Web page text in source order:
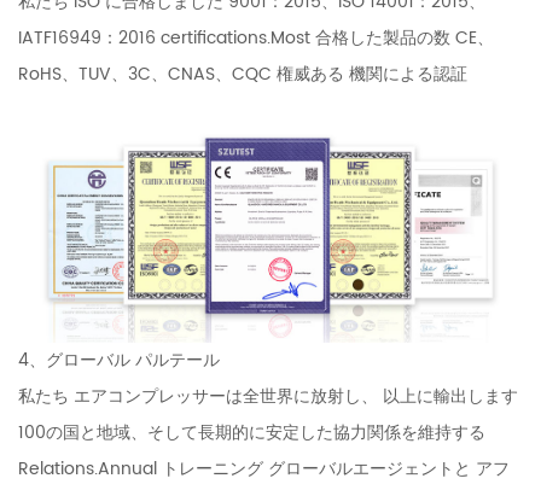
IATF16949：2016 certifications.Most 合格した製品の数 CE、
RoHS、TUV、3C、CNAS、CQC 権威ある 機関による認証
4、グローバル パルテール
私たち エアコンプレッサーは全世界に放射し、 以上に輸出します
100の国と地域、そして長期的に安定した協力関係を維持する
Relations.Annual トレーニング グローバルエージェントと アフ